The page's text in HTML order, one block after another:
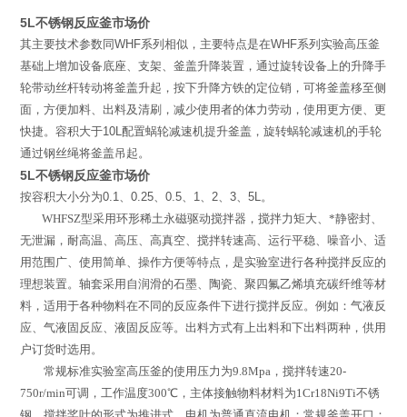
5L不锈钢反应釜市场价
其主要技术参数同WHF系列相似，主要特点是在WHF系列实验高压釜
基础上增加设备底座、支架、釜盖升降装置，通过旋转设备上的升降手
轮带动丝杆转动将釜盖升起，按下升降方铁的定位销，可将釜盖移至侧
面，方便加料、出料及清刷，减少使用者的体力劳动，使用更方便、更
快捷。容积大于10L配置蜗轮减速机提升釜盖，旋转蜗轮减速机的手轮
通过钢丝绳将釜盖吊起。
5L不锈钢反应釜市场价
按容积大小分为0.1、0.25、0.5、 1、2、3、5L。
WHFSZ型采用环形稀土永磁驱动搅拌器，搅拌力矩大、*静密封、
无泄漏，耐高温、高压、高真空、搅拌转速高、运行平稳、噪音小、适
用范围广、使用简单、操作方便等特点，是实验室进行各种搅拌反应的
理想装置。轴套采用自润滑的石墨、陶瓷、聚四氟乙烯填充碳纤维等材
料，适用于各种物料在不同的反应条件下进行搅拌反应。例如：气液反
应、气液固反应、液固反应等。出料方式有上出料和下出料两种，供用
户订货时选用。
常规标准实验室高压釜的使用压力为9.8Mpa ，搅拌转速20-
750r/min 可调，工作温度300℃ ，主体接触物料材料为1Cr18Ni9Ti不锈